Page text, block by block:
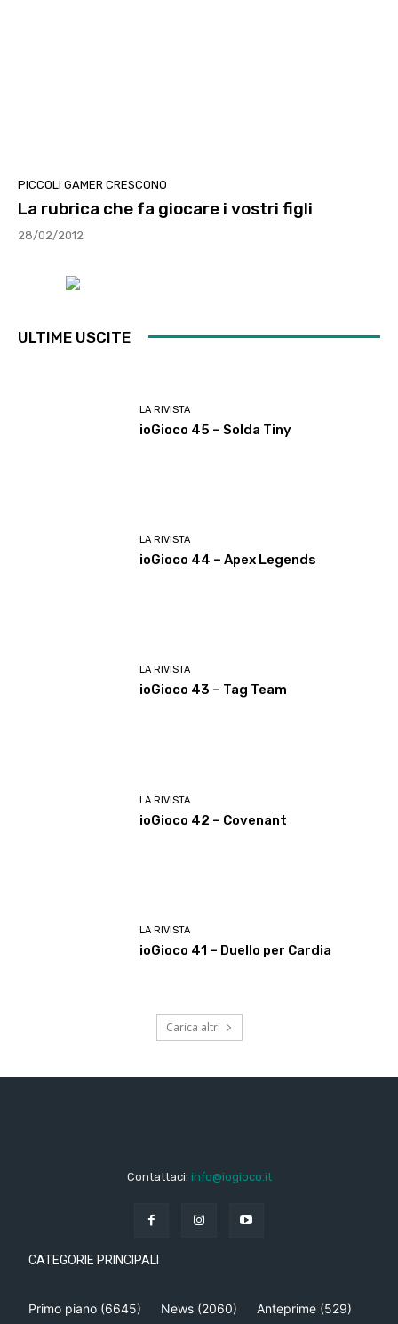
PICCOLI GAMER CRESCONO
La rubrica che fa giocare i vostri figli
28/02/2012
ULTIME USCITE
LA RIVISTA
ioGioco 45 – Solda Tiny
LA RIVISTA
ioGioco 44 – Apex Legends
LA RIVISTA
ioGioco 43 – Tag Team
LA RIVISTA
ioGioco 42 – Covenant
LA RIVISTA
ioGioco 41 – Duello per Cardia
Carica altri
Contattaci: info@iogioco.it
CATEGORIE PRINCIPALI
Primo piano (6645) News (2060) Anteprime (529)